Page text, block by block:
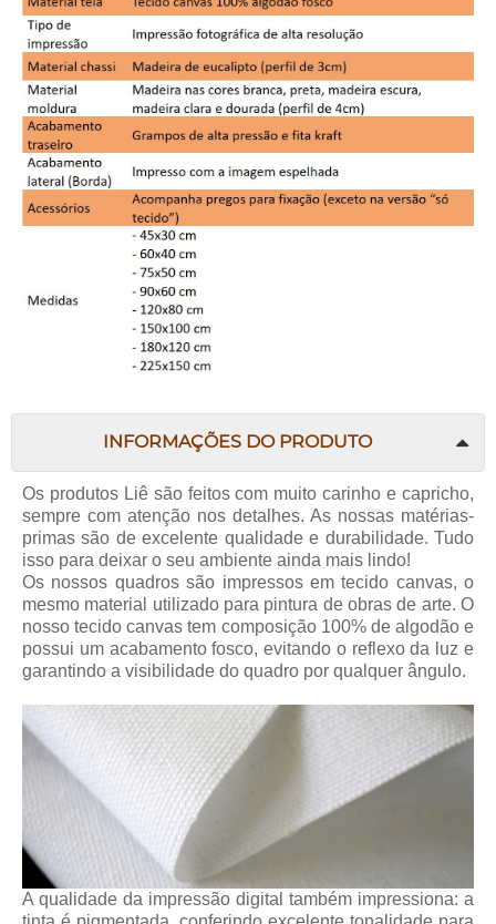
INFORMAÇÕES DO PRODUTO
Os produtos Liê são feitos com muito carinho e capricho,
sempre com atenção nos detalhes. As nossas matérias-
primas são de excelente qualidade e durabilidade. Tudo
isso para deixar o seu ambiente ainda mais lindo!
Os nossos quadros são impressos em tecido canvas, o
mesmo material utilizado para pintura de obras de arte. O
nosso tecido canvas tem composição 100% de algodão e
possui um acabamento fosco, evitando o reflexo da luz e
garantindo a visibilidade do quadro por qualquer ângulo.
A qualidade da impressão digital também impressiona: a